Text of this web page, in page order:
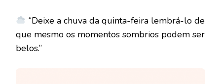
“Deixe a chuva da quinta-feira lembrá-lo de
que mesmo os momentos sombrios podem ser
belos.”